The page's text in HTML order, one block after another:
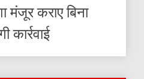
मंजूर कराए बिना
कार्रवाई